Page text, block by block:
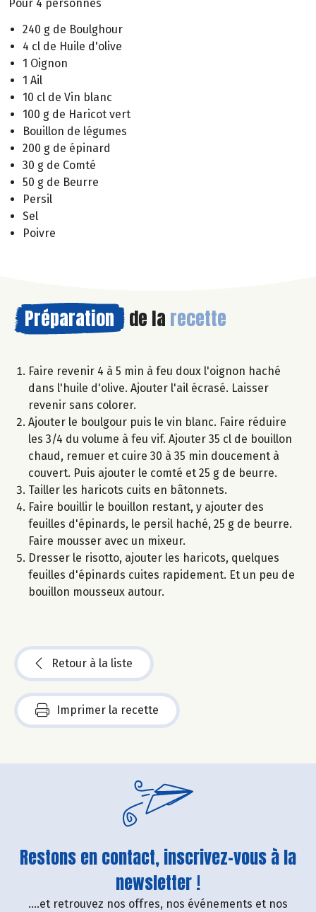
Pour 4 personnes
240 g de Boulghour
4 cl de Huile d'olive
1 Oignon
1 Ail
10 cl de Vin blanc
100 g de Haricot vert
Bouillon de légumes
200 g de épinard
30 g de Comté
50 g de Beurre
Persil
Sel
Poivre
Préparation de la recette
Faire revenir 4 à 5 min à feu doux l'oignon haché
dans l'huile d'olive. Ajouter l'ail écrasé. Laisser
revenir sans colorer.
Ajouter le boulgour puis le vin blanc. Faire réduire
les 3/4 du volume à feu vif. Ajouter 35 cl de bouillon
chaud, remuer et cuire 30 à 35 min doucement à
couvert. Puis ajouter le comté et 25 g de beurre.
Tailler les haricots cuits en bâtonnets.
Faire bouillir le bouillon restant, y ajouter des
feuilles d'épinards, le persil haché, 25 g de beurre.
Faire mousser avec un mixeur.
Dresser le risotto, ajouter les haricots, quelques
feuilles d'épinards cuites rapidement. Et un peu de
bouillon mousseux autour.
Retour à la liste
Imprimer la recette
Restons en contact, inscrivez-vous à la
newsletter !
....et retrouvez nos offres, nos événements et nos